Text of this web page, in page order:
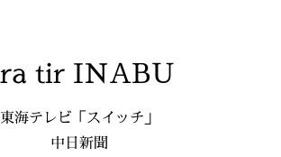
tir INABU
東海テレビ「スイッチ」
中日新聞